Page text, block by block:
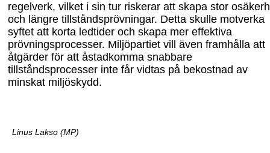
regelverk, vilket i sin tur riskerar att skapa stor
och längre tillståndsprövningar. Detta skulle motverka
syftet att korta ledtider och skapa mer effektiva
prövningsprocesser. Miljöpartiet vill även framhålla att
åtgärder för att åstadkomma snabbare
tillståndsprocesser inte får vidtas på bekostnad av
minskat miljöskydd.
Linus Lakso (MP)